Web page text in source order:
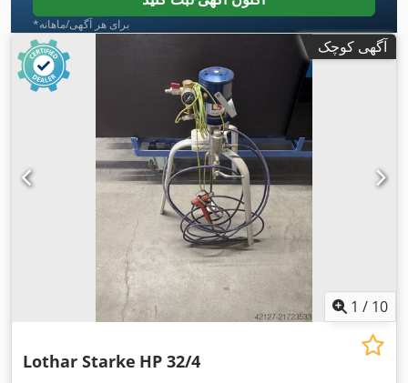
*برای هر آگهی/ماهانه
آگهی کوچک
1 / 10
Lothar Starke HP 32/4